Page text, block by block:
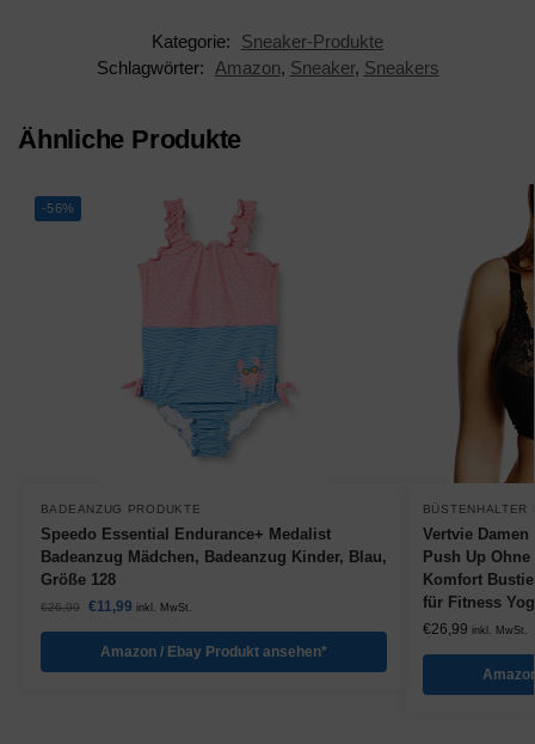
Kategorie:
Sneaker-Produkte
Schlagwörter:
Amazon, Sneaker, Sneakers
Ähnliche Produkte
-56%
BADEANZUG PRODUKTE
Speedo Essential Endurance+ Medalist
Badeanzug Mädchen, Badeanzug Kinder, Blau,
Größe 128
€26,99 €11,99 inkl. MwSt.
Amazon / Ebay Produkt ansehen*
BÜSTENHALTER
Vertvie
Push Up
Komfort
für Fitness
€26,99 inkl. MwSt.